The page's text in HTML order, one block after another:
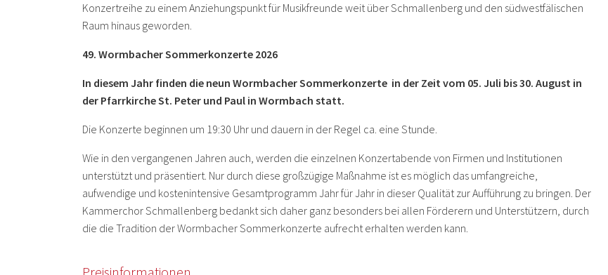
Konzertreihe zu einem Anziehungspunkt für Musikfreunde weit über Schmallenberg und den südwestfälischen
Raum hinaus geworden.
49. Wormbacher Sommerkonzerte 2026
In diesem Jahr finden die neun Wormbacher Sommerkonzerte in der Zeit vom 05. Juli bis 30. August in
der Pfarrkirche St. Peter und Paul in Wormbach statt.
Die Konzerte beginnen um 19:30 Uhr und dauern in der Regel ca. eine Stunde.
Wie in den vergangenen Jahren auch, werden die einzelnen Konzertabende von Firmen und Institutionen
unterstützt und präsentiert. Nur durch diese großzügige Maßnahme ist es möglich das umfangreiche,
aufwendige und kostenintensive Gesamtprogramm Jahr für Jahr in dieser Qualität zur Aufführung zu bringen. Der
Kammerchor Schmallenberg bedankt sich daher ganz besonders bei allen Förderern und Unterstützern, durch
die die Tradition der Wormbacher Sommerkonzerte aufrecht erhalten werden kann.